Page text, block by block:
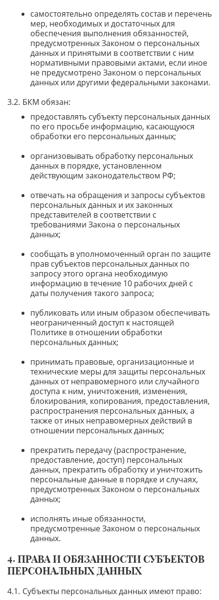
самостоятельно определять состав и перечень
мер, необходимых и достаточных для
обеспечения выполнения обязанностей,
предусмотренных Законом о персональных
данных и принятыми в соответствии с ним
нормативными правовыми актами, если иное
не предусмотрено Законом о персональных
данных или другими федеральными законами.
БКМ обязан:
предоставлять субъекту персональных данных
по его просьбе информацию, касающуюся
обработки его персональных данных;
организовывать обработку персональных
данных в порядке, установленном
действующим законодательством РФ;
отвечать на обращения и запросы субъектов
персональных данных и их законных
представителей в соответствии с
требованиями Закона о персональных
данных;
сообщать в уполномоченный орган по защите
прав субъектов персональных данных по
запросу этого органа необходимую
информацию в течение 10 рабочих дней с
даты получения такого запроса;
публиковать или иным образом обеспечивать
неограниченный доступ к настоящей
Политике в отношении обработки
персональных данных;
принимать правовые, организационные и
технические меры для защиты персональных
данных от неправомерного или случайного
доступа к ним, уничтожения, изменения,
блокирования, копирования, предоставления,
распространения персональных данных, а
также от иных неправомерных действий в
отношении персональных данных;
прекратить передачу (распространение,
предоставление, доступ) персональных
данных, прекратить обработку и уничтожить
персональные данные в порядке и случаях,
предусмотренных Законом о персональных
данных;
исполнять иные обязанности,
предусмотренные Законом о персональных
данных.
ПРАВА И ОБЯЗАННОСТИ СУБЪЕКТОВ
ПЕРСОНАЛЬНЫХ ДАННЫХ
Субъекты персональных данных имеют право: